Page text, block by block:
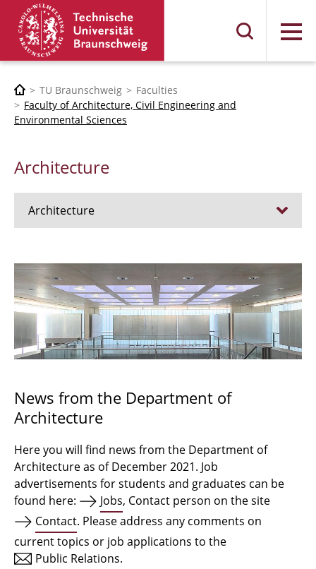
Menu
TU Braunschweig
Faculties
Faculty of Architecture, Civil Engineering and
Environmental Sciences
Architecture
Architecture
Admission procedure 2024
Bachelor Architecture
Bachelor Architecture+
Qualification profile
Semester Programme
Internationales
Facilities
News from the Department of
Architecture
Here you will find news from the Department of
Architecture as of December 2021. Job
advertisements for students and graduates can be
found here:
Jobs, Contact person on the site
Contact. Please address any comments on
current topics or job applications to the
Public Relations.